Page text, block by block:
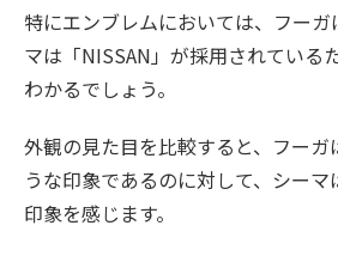
特にエンブレムにおいては、フー
マは「NISSAN」が採用されている
わかるでしょう。
外観の見た目を比較すると、フー
うな印象であるのに対して、シー
印象を感じます。